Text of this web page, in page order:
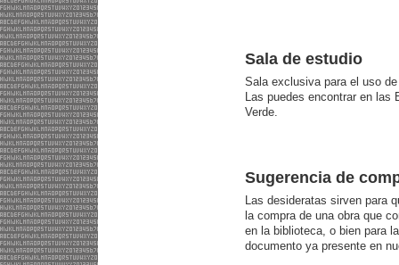
Sala de estudio
Sala exclusiva para el uso
Las puedes encontrar en las
Verde.
Sugerencia de
Las desideratas sirven para
la compra de una obra que
en la biblioteca, o bien para
documento ya presente en